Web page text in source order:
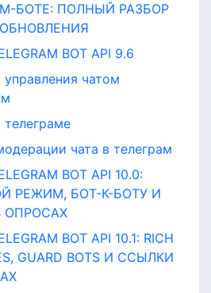
БОТЕ: ПОЛНЫЙ РАЗБОР
BOT API 9.6
чатом
телеграме
чата в телеграм
BOT API 10.0:
РЕЖИМ, БОТ-К-БОТУ И
ОПРОСАХ
BOT API 10.1: RICH
GUARD BOTS И ССЫЛКИ